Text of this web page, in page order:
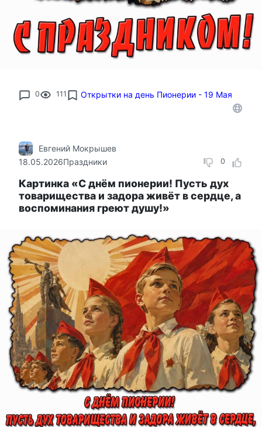
0 111 Открытки на день Пионерии - 19 Мая
0
Евгений Мокрышев
18.05.2026Праздники
Картинка «С днём пионерии! Пусть дух
товарищества и задора живёт в сердце, а
воспоминания греют душу!»